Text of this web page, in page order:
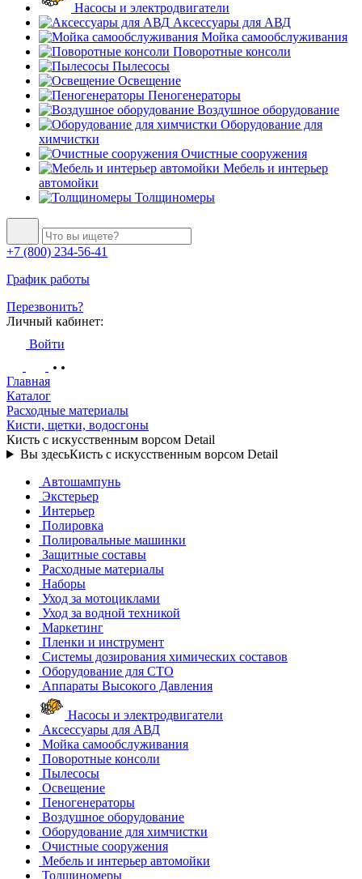
Насосы и электродвигатели
Аксессуары для АВД
Мойка самообслуживания
Поворотные консоли
Пылесосы
Освещение
Пеногенераторы
Воздушное оборудование
Оборудование для
химчистки
Очистные сооружения
Мебель и интерьер
автомойки
Толщиномеры
+7 (800) 234-56-41
График работы
Перезвонить?
Личный кабинет:
Войти
Главная
Каталог
Расходные материалы
Кисти, щетки, водосгоны
Кисть с искусственным ворсом Detail
Вы здесьКисть с искусственным ворсом Detail
Автошампунь
Экстерьер
Интерьер
Полировка
Полировальные машинки
Защитные составы
Расходные материалы
Наборы
Уход за мотоциклами
Уход за водной техникой
Маркетинг
Пленки и инструмент
Системы дозирования химических составов
Оборудование для СТО
Аппараты Высокого Давления
Насосы и электродвигатели
Аксессуары для АВД
Мойка самообслуживания
Поворотные консоли
Пылесосы
Освещение
Пеногенераторы
Воздушное оборудование
Оборудование для химчистки
Очистные сооружения
Мебель и интерьер автомойки
Толщиномеры